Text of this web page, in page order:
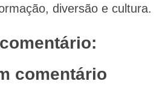
diversão e cultura.
comentário